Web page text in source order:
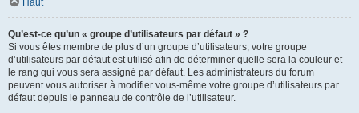
Haut
Qu’est-ce qu’un « groupe d’utilisateurs par défaut » ?
Si vous êtes membre de plus d’un groupe d’utilisateurs, votre groupe
d’utilisateurs par défaut est utilisé afin de déterminer quelle sera la couleur et
le rang qui vous sera assigné par défaut. Les administrateurs du forum
peuvent vous autoriser à modifier vous-même votre groupe d’utilisateurs par
défaut depuis le panneau de contrôle de l’utilisateur.